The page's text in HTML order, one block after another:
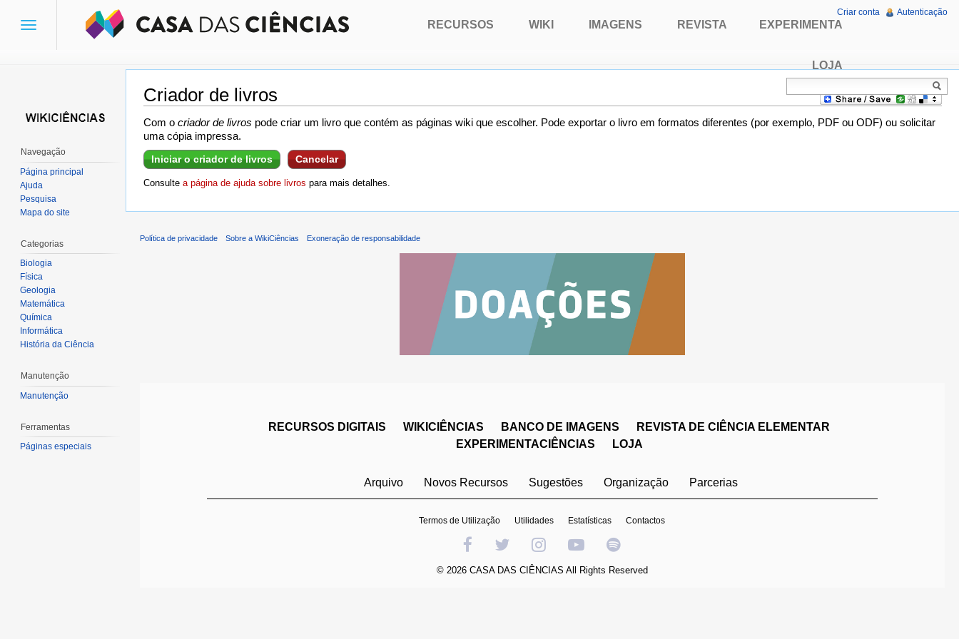
Criador de livros
Ir para:navegação,pesquisa
Com o criador de livros pode criar um livro que contém as páginas wiki que escolher. Pode exportar o livro em formatos diferentes (por exemplo, PDF ou ODF) ou solicitar
uma cópia impressa.
Iniciar o criador de livros Cancelar
Consulte a página de ajuda sobre livros para mais detalhes.
Toggle
RECURSOS WIKI IMAGENS REVISTA EXPERIMENTA
LOJA
Criar conta Autenticação
Navegação
Página principal
Ajuda
Pesquisa
Mapa do site
Categorias
Biologia
Física
Geologia
Matemática
Química
Informática
História da Ciência
Manutenção
Manutenção
Ferramentas
Páginas especiais
Política de privacidade Sobre a WikiCiências Exoneração de responsabilidade
RECURSOS DIGITAIS WIKICIÊNCIAS BANCO DE IMAGENS
REVISTA DE CIÊNCIA ELEMENTAR
EXPERIMENTACIÊNCIAS
LOJA
Arquivo Novos Recursos Sugestões Organização Parcerias
Termos de Utilização Utilidades Estatísticas Contactos
© 2026 CASA DAS CIÊNCIAS All Rights Reserved